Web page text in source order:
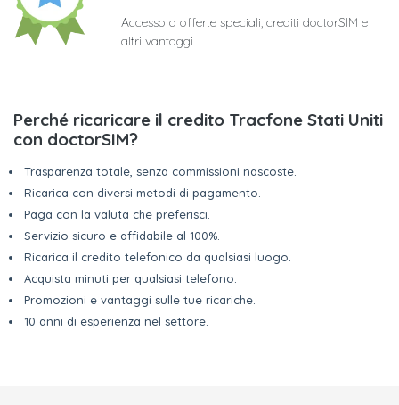
Accesso a offerte speciali, crediti doctorSIM e
altri vantaggi
Perché ricaricare il credito Tracfone Stati Uniti
con doctorSIM?
Trasparenza totale, senza commissioni nascoste.
Ricarica con diversi metodi di pagamento.
Paga con la valuta che preferisci.
Servizio sicuro e affidabile al 100%.
Ricarica il credito telefonico da qualsiasi luogo.
Acquista minuti per qualsiasi telefono.
Promozioni e vantaggi sulle tue ricariche.
10 anni di esperienza nel settore.